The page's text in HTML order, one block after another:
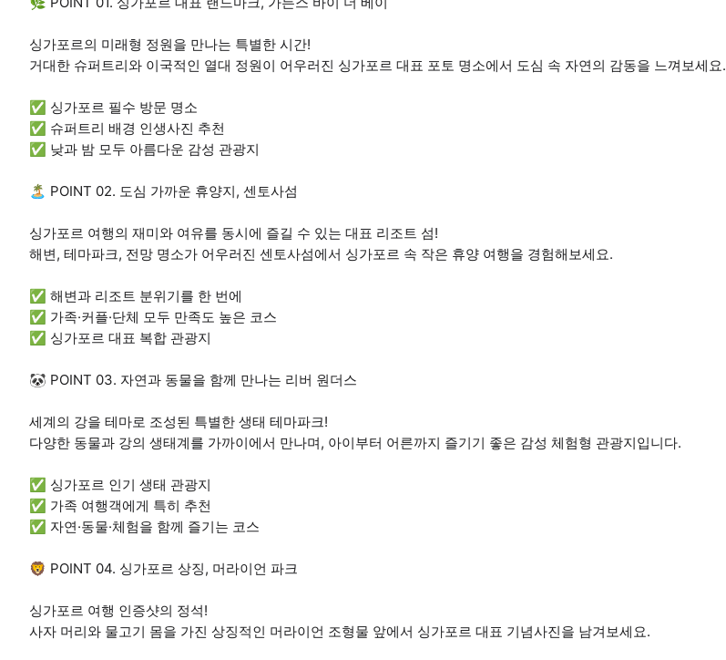
싱가포르의 미래형 정원을 만나는 특별한 시간!
거대한 슈퍼트리와 이국적인 열대 정원이 어우러진 싱가포르 대표 포토 명소에서 도심 속 자연의 감동을 느껴보세요.
✅ 싱가포르 필수 방문 명소
✅ 슈퍼트리 배경 인생사진 추천
✅ 낮과 밤 모두 아름다운 감성 관광지
🏝️ POINT 02. 도심 가까운 휴양지, 센토사섬
싱가포르 여행의 재미와 여유를 동시에 즐길 수 있는 대표 리조트 섬!
해변, 테마파크, 전망 명소가 어우러진 센토사섬에서 싱가포르 속 작은 휴양 여행을 경험해보세요.
✅ 해변과 리조트 분위기를 한 번에
✅ 가족·커플·단체 모두 만족도 높은 코스
✅ 싱가포르 대표 복합 관광지
🐼 POINT 03. 자연과 동물을 함께 만나는 리버 원더스
세계의 강을 테마로 조성된 특별한 생태 테마파크!
다양한 동물과 강의 생태계를 가까이에서 만나며, 아이부터 어른까지 즐기기 좋은 감성 체험형 관광지입니다.
✅ 싱가포르 인기 생태 관광지
✅ 가족 여행객에게 특히 추천
✅ 자연·동물·체험을 함께 즐기는 코스
🦁 POINT 04. 싱가포르 상징, 머라이언 파크
싱가포르 여행 인증샷의 정석!
사자 머리와 물고기 몸을 가진 상징적인 머라이언 조형물 앞에서 싱가포르 대표 기념사진을 남겨보세요.